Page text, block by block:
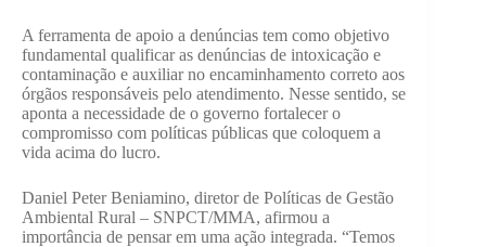
A ferramenta de apoio a denúncias tem como objetivo
fundamental qualificar as denúncias de intoxicação e
contaminação e auxiliar no encaminhamento correto aos
órgãos responsáveis pelo atendimento. Nesse sentido, se
aponta a necessidade de o governo fortalecer o
compromisso com políticas públicas que coloquem a
vida acima do lucro.
Daniel Peter Beniamino, diretor de Políticas de Gestão
Ambiental Rural – SNPCT/MMA, afirmou a
importância de pensar em uma ação integrada. “Temos